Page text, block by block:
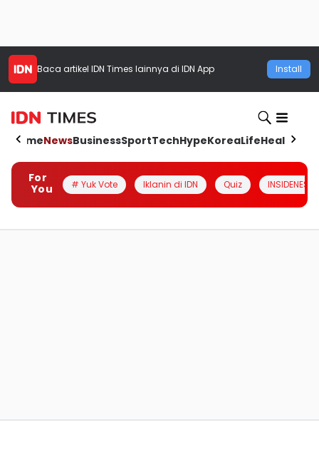
Baca artikel IDN Times lainnya di IDN App Install
HomeNewsBusinessSportTechHypeKoreaLifeHealth
For
You
# Yuk Vote Iklanin di IDN Quiz INSIDENESIA